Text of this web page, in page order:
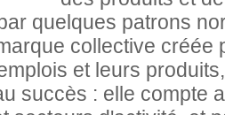
quelques patrons
collective
et leurs
succès : elle compte